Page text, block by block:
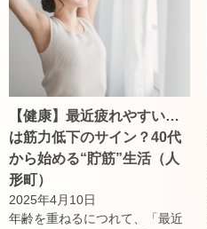
【健康】最近疲れやすい…
は筋力低下のサイン？40代
から始める“貯筋”生活（人
形町）
2025年4月10日
年齢を重ねるにつれて、「最近